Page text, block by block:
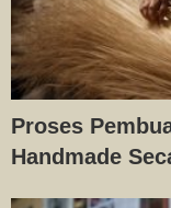
Proses
Handmade